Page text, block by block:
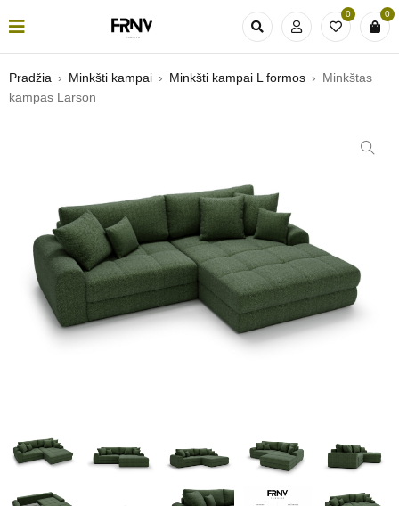
0 0
Pradžia › Minkšti kampai › Minkšti kampai L formos › Minkštas
kampas Larson